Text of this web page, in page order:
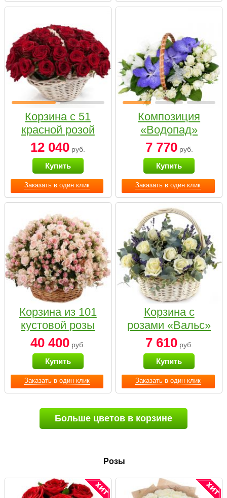
Заказать в один клик
Корзина с 51
красной розой
12 040 руб.
Купить
Заказать в один клик
Композиция
«Водопад»
7 770руб.
Купить
Заказать в один клик
Корзина из 101
кустовой розы
нежных тонов
40 400 руб.
Купить
Заказать в один клик
Корзина с
розами «Вальс»
7 610руб.
Купить
Больше цветов в корзине
Розы